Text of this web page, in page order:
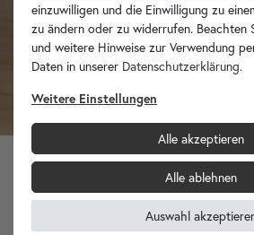
Marmor Seifenspender EROSI creme 180
einzuwilligen und die Einwilligung zu
zu ändern oder zu widerrufen. Beachten
und weitere Hinweise zur Verwendung
Daten in unserer Daten­schutz­erklärung.
Weitere Einstellungen
Alle akzeptieren
Alle ablehnen
Auswahl